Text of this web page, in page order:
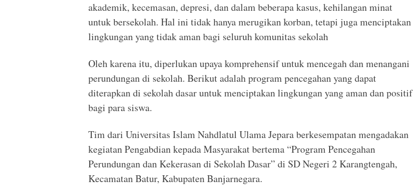
akademik, kecemasan, depresi, dan dalam beberapa kasus, kehilangan minat
untuk bersekolah. Hal ini tidak hanya merugikan korban, tetapi juga menciptakan
lingkungan yang tidak aman bagi seluruh komunitas sekolah
Oleh karena itu, diperlukan upaya komprehensif untuk mencegah dan menangani
perundungan di sekolah. Berikut adalah program pencegahan yang dapat
diterapkan di sekolah dasar untuk menciptakan lingkungan yang aman dan positif
bagi para siswa.
Tim dari Universitas Islam Nahdlatul Ulama Jepara berkesempatan mengadakan
kegiatan Pengabdian kepada Masyarakat bertema “Program Pencegahan
Perundungan dan Kekerasan di Sekolah Dasar” di SD Negeri 2 Karangtengah,
Kecamatan Batur, Kabupaten Banjarnegara.